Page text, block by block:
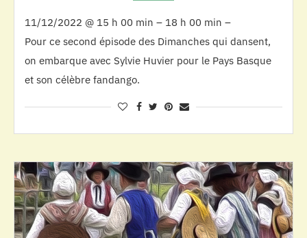
11/12/2022 @ 15 h 00 min – 18 h 00 min –
Pour ce second épisode des Dimanches qui dansent,
on embarque avec Sylvie Huvier pour le Pays Basque
et son célèbre fandango.